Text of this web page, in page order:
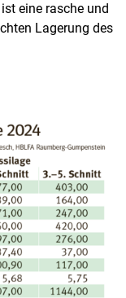
eine rasche und
Lagerung des